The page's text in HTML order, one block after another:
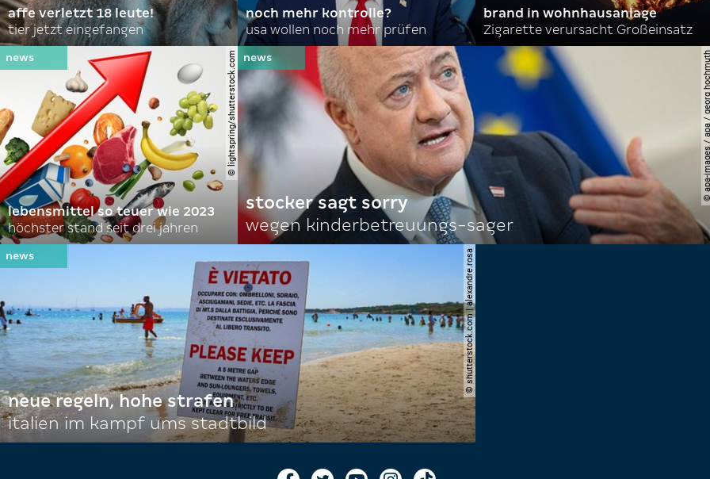
affe verletzt 18 leute!
tier jetzt eingefangen
noch mehr kontrolle?
usa wollen noch mehr prüfen
brand in wohnhausanlage
Zigarette verursacht Großeinsatz
© lightspring/shutterstock.com
lebensmittel so teuer wie 2023
höchster stand seit drei jahren
© apa-images /
stocker sagt sorry
wegen kinderbetreuungs-sager
© shutterstock.com | alexandre.rosa
neue regeln, hohe strafen
italien im kampf ums stadtbild